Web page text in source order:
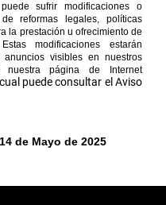
sufrir modificaciones o
reformas legales, políticas
la prestación u ofrecimiento de
modificaciones estarán
visibles en nuestros
página de Internet
puede consultar el Aviso
de Mayo de 2025